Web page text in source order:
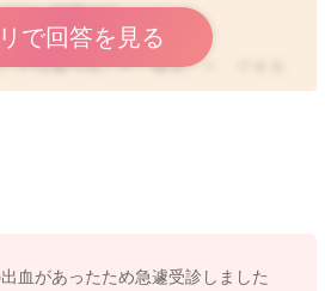
ない時間です。
とは食べること、寝ること、できる
と私は思います。気になるお気持
ありません。そのため原因や対策を
。悔しさやもどかしさを感じておら
で回答を見る
血があったため急遽受診しました